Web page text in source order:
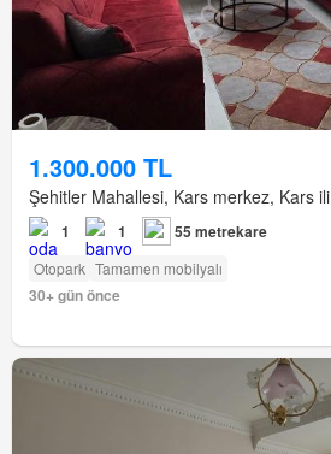
1.300.000 TL
Şehitler Mahallesi, Kars merkez, Kars ili
1 1 55 metrekare
Otopark Tamamen mobilyalı
30+ gün önce